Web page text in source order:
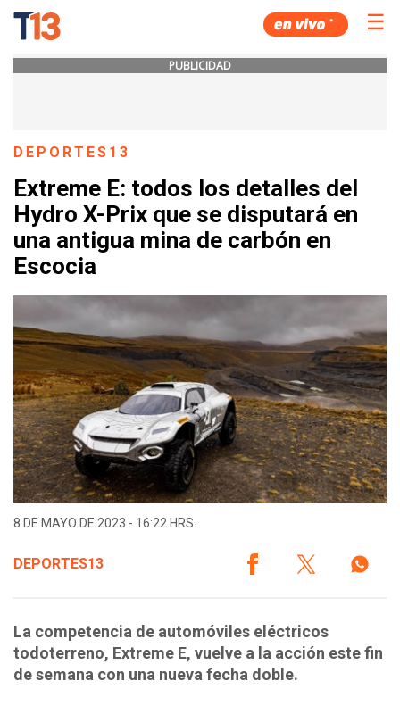
☰
PUBLICIDAD
DEPORTES13
Extreme E: todos los detalles del
Hydro X-Prix que se disputará en
una antigua mina de carbón en
Escocia
8 DE MAYO DE 2023 - 16:22 HRS.
DEPORTES13
La competencia de automóviles eléctricos
todoterreno, Extreme E, vuelve a la acción este fin
de semana con una nueva fecha doble.